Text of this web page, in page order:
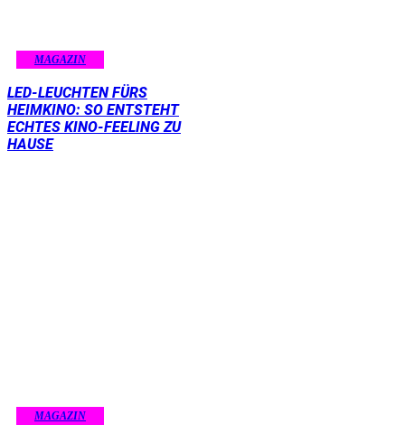
MAGAZIN
LED-LEUCHTEN FÜRS
HEIMKINO: SO ENTSTEHT
ECHTES KINO-FEELING ZU
HAUSE
MAGAZIN